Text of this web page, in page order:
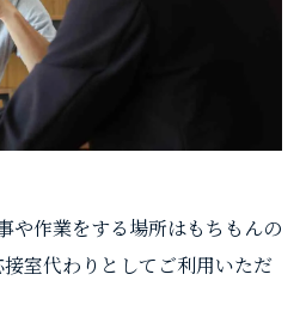
や作業をする場所はもちもんの
室代わりとしてご利用いただ